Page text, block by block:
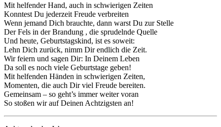
Mit helfender Hand, auch in schwierigen Zeiten
Konntest Du jederzeit Freude verbreiten
Wenn jemand Dich brauchte, dann warst Du zur Stelle
Der Fels in der Brandung , die sprudelnde Quelle
Und heute, Geburtstagskind, ist es soweit:
Lehn Dich zurück, nimm Dir endlich die Zeit.
Wir feiern und sagen Dir: In Deinem Leben
Da soll es noch viele Geburtstage geben!
Mit helfenden Händen in schwierigen Zeiten,
Momenten, die auch Dir viel Freude bereiten.
Gemeinsam – so geht’s immer weiter voran
So stoßen wir auf Deinen Achtzigsten an!